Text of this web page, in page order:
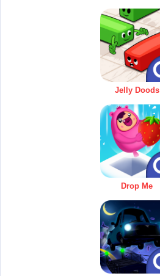
Jelly Doods
Drop Me